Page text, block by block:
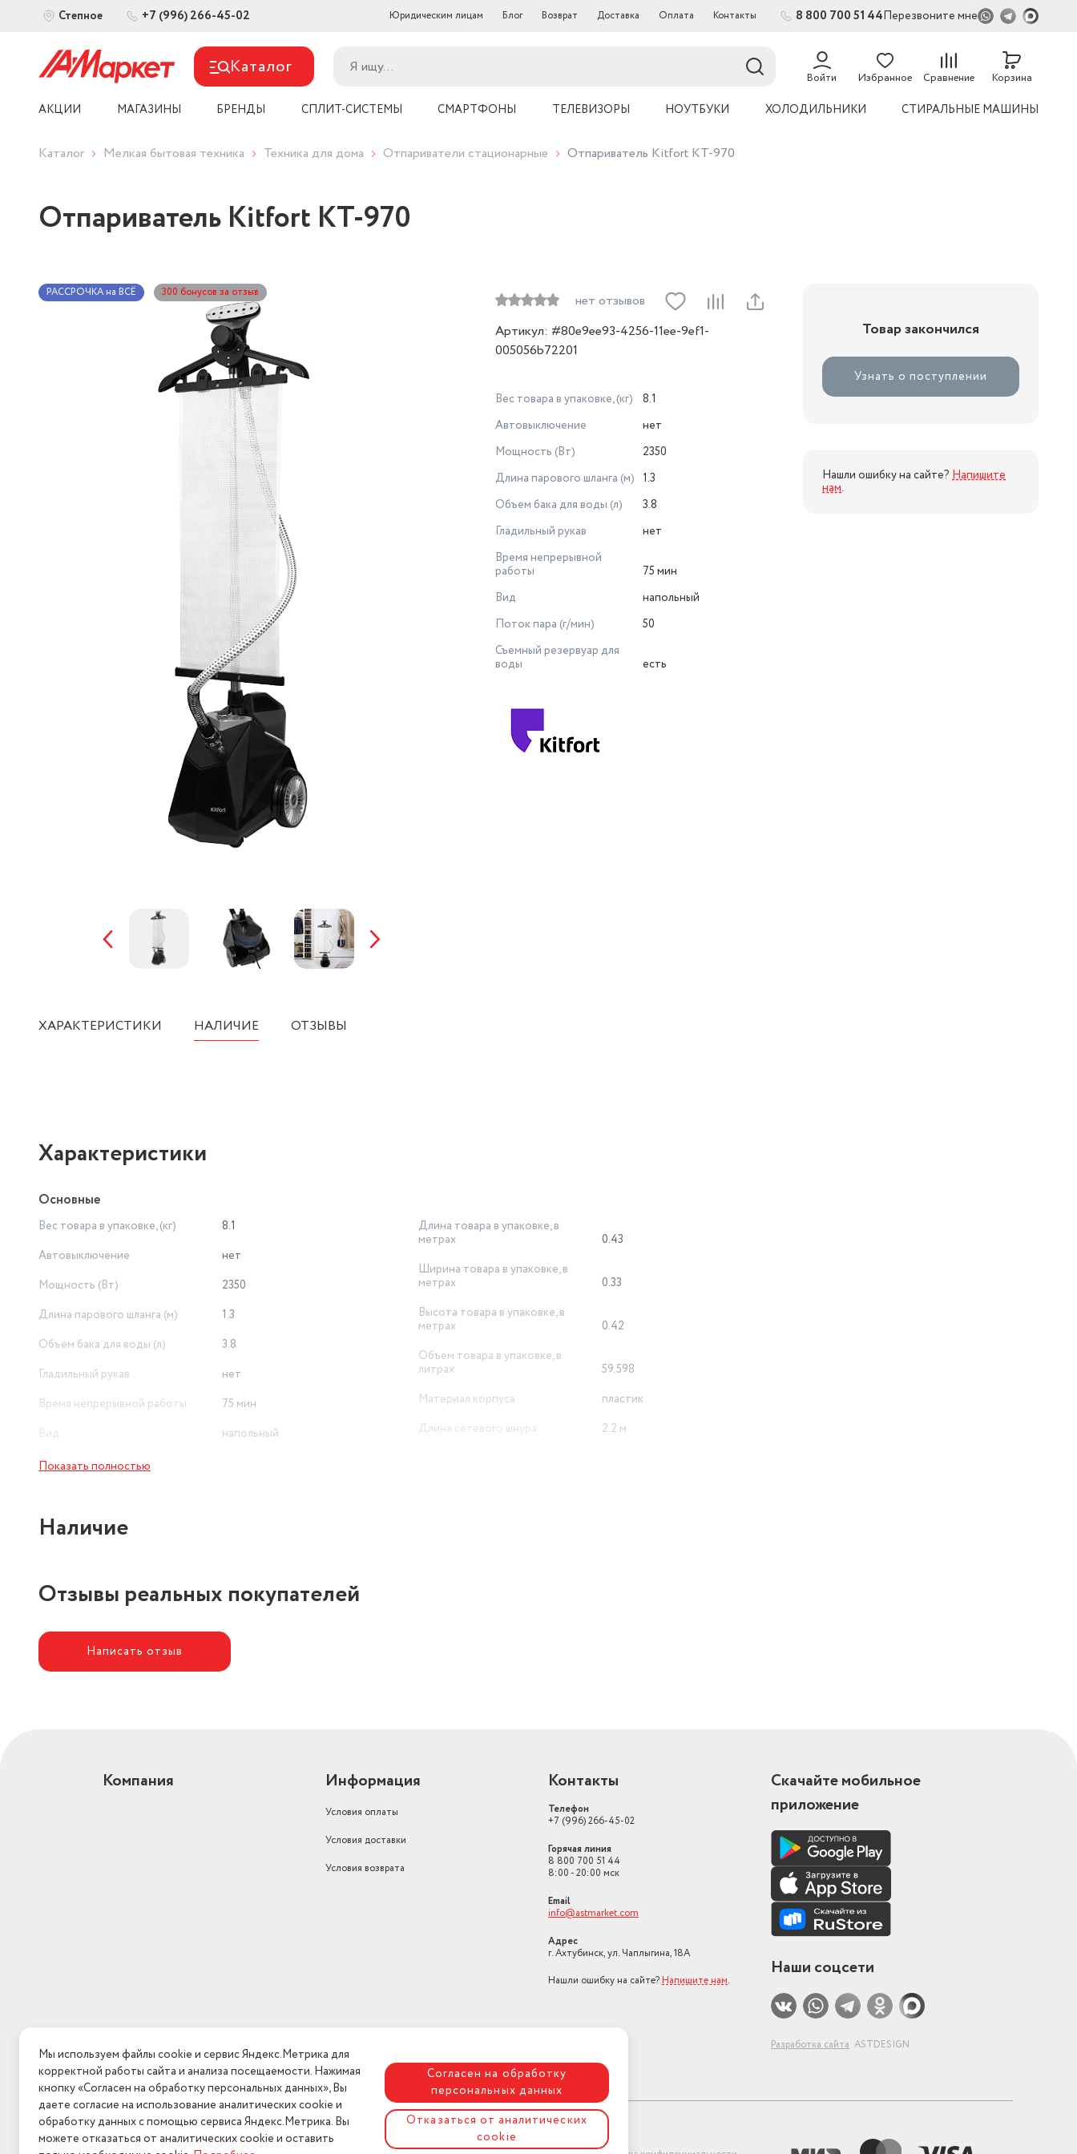
Степное +7 (996) 266-45-02 Юридическим лицам Блог Возврат Доставка Оплата Контакты 8 800 700 51 44Перезвоните мне
Каталог Войти Избранное Сравнение Корзина
АКЦИИ МАГАЗИНЫ БРЕНДЫ СПЛИТ-СИСТЕМЫ СМАРТФОНЫ ТЕЛЕВИЗОРЫ НОУТБУКИ ХОЛОДИЛЬНИКИ СТИРАЛЬНЫЕ МАШИНЫ
Каталог Мелкая бытовая техника Техника для дома Отпариватели стационарные Отпариватель Kitfort КТ-970
Отпариватель Kitfort КТ-970
РАССРОЧКА на ВСЁ 300 бонусов за отзыв
нет отзывов
Артикул: #80e9ee93-4256-11ee-9ef1-
005056b72201
Вес товара в упаковке, (кг)
8.1
Автовыключение
нет
Мощность (Вт)
2350
Длина парового шланга (м) 1.3
Объем бака для воды (л)
3.8
Гладильный рукав
нет
Время непрерывной
работы
75 мин
Вид
напольный
Поток пара (г/мин)
50
Съемный резервуар для
воды
есть
Товар закончился
Узнать о поступлении
Нашли ошибку на сайте? Напишите
нам.
ХАРАКТЕРИСТИКИ НАЛИЧИЕ ОТЗЫВЫ
Характеристики
Основные
Вес товара в упаковке, (кг)
8.1
Автовыключение
нет
Мощность (Вт)
2350
Длина парового шланга (м)
1.3
Объем бака для воды (л)
3.8
Гладильный рукав
нет
Время непрерывной работы
75 мин
Вид
напольный
Поток пара (г/мин)
Телескопическая стойка
Длина товара в упаковке, в
метрах
0.43
Ширина товара в упаковке, в
метрах
0.33
Высота товара в упаковке, в
метрах
0.42
Объем товара в упаковке, в
литрах
59.598
Материал корпуса
пластик
Длина сетевого шнура
2.2 м
Показать полностью
Наличие
Отзывы реальных покупателей
Написать отзыв
Компания Информация
Условия оплаты
Условия доставки
Условия возврата
Контакты
Телефон
+7 (996) 266-45-02
Горячая линия
8 800 700 51 44
8:00 - 20:00 мск
Email
info@astmarket.com
Адрес
г. Ахтубинск, ул. Чаплыгина, 18А
Нашли ошибку на сайте? Напишите нам.
Скачайте мобильное
приложение
Наши соцсети
Разработка сайта ASTDESIGN
Мы используем файлы cookie и сервис Яндекс.Метрика для
корректной работы сайта и анализа посещаемости. Нажимая
кнопку «Согласен на обработку персональных данных», Вы
даете согласие на использование аналитических cookie и
обработку данных с помощью сервиса Яндекс.Метрика. Вы
можете отказаться от аналитических cookie и оставить
Согласен на обработку
персональных данных
Отказаться от аналитических
cookie